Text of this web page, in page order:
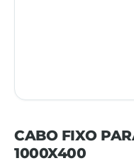
CABO FIXO
1000X400